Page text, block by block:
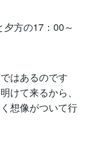
方の17：00～
はあるのです
けて来るから、
想像がついて行